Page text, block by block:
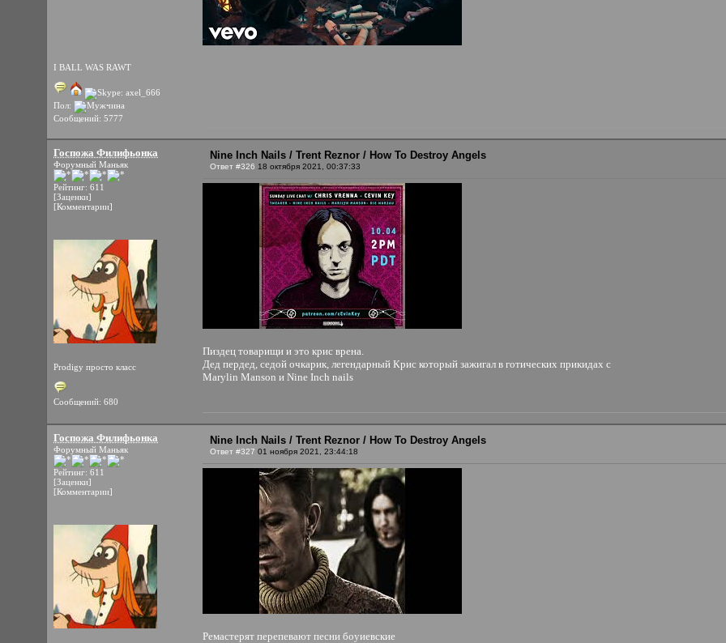
I BALL WAS RAWT
Пол:
Сообщений: 5777
Госпожа Филифьонка
Форумный Маньяк
Рейтинг: 611
[Заценки]
[Комментарии]
Prodigy просто класс
Сообщений: 680
Nine Inch Nails / Trent Reznor / How To Destroy Angels
Ответ #326 18 октября 2021, 00:37:33
Пиздец товарищи и это крис врена.
Дед пердед, седой очкарик, легендарный Крис который зажигал в готических прикидах с
Marylin Manson и Nine Inch nails
Госпожа Филифьонка
Форумный Маньяк
Рейтинг: 611
[Заценки]
[Комментарии]
Nine Inch Nails / Trent Reznor / How To Destroy Angels
Ответ #327 01 ноября 2021, 23:44:18
Ремастерят перепевают песни боуиевские